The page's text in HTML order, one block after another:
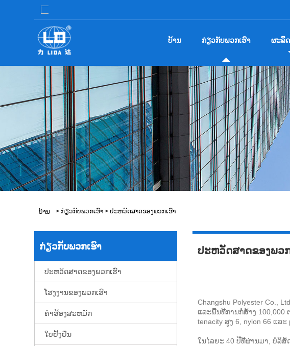
ບ້ານ ກ່ຽວ​ກັບ​ພວກ​ເຮົາ ຜະລິ
ບ້ານ > ກ່ຽວ​ກັບ​ພວກ​ເຮົາ > ປະຫວັດສາດຂອງພວກເຮົາ
ກ່ຽວ​ກັບ​ພວກ​ເຮົາ
ປະຫວັດສາດຂອງພວກເຮົາ
ໂຮງງານຂອງພວກເຮົາ
ຄໍາຮ້ອງສະຫມັກ
ໃບຢັ້ງຢືນ
ປະຫວັດສາດຂອງພວ
Changshu Polyester Co.,
ແລະພື້ນທີ່ການກໍ່ສ້າງ 100,000
tenacity ສູງ 6, nylon 66 ແລ
ໃນໄລຍະ 40 ປີທີ່ຜ່ານມາ, ບໍລິສັ